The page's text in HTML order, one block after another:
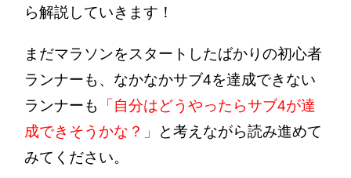
ら解説していきます！
まだマラソンをスタートしたばかりの初心者
ランナーも、なかなかサブ4を達成できない
ランナーも
「自分はどうやったらサブ4が達
成できそうかな？」
と考えながら読み進めて
みてください。